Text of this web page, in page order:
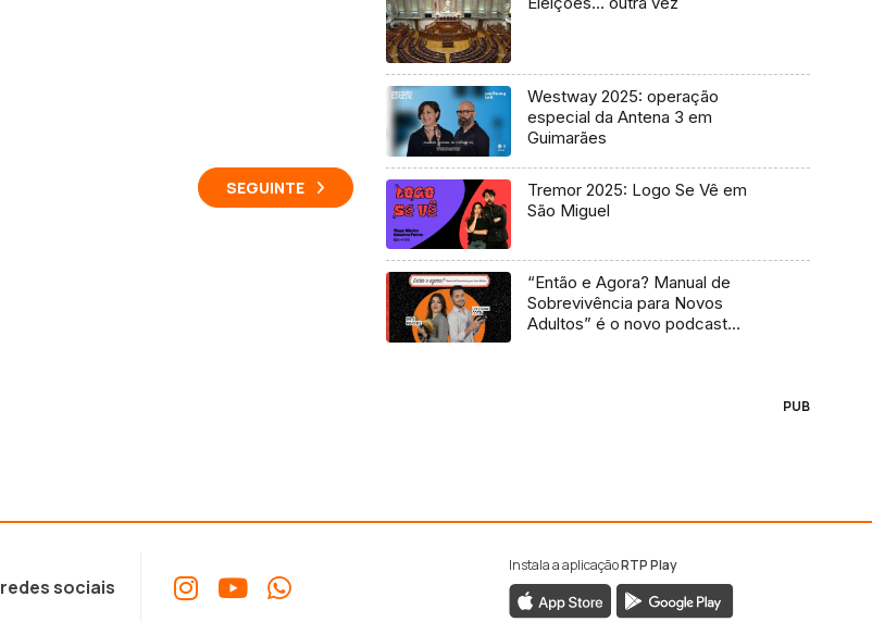
SEGUINTE
Westway 2025: operação
especial da Antena 3 em
Guimarães
Tremor 2025: Logo Se Vê em
São Miguel
“Então e Agora? Manual de
Sobrevivência para Novos
Adultos” é o novo podcast
PUB
sociais
Instala a aplicaçãoRTP Play